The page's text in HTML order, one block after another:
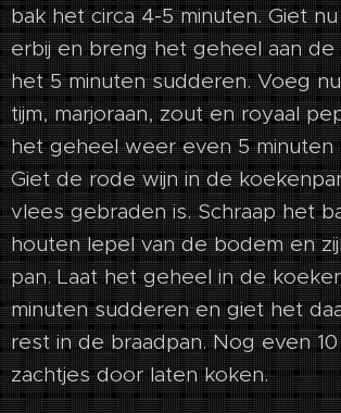
bak het circa 4-5 minuten. Giet
erbij en breng het geheel aan de
het 5 minuten sudderen. Voeg
tijm, marjoraan, zout en royaal
het geheel weer even 5 minuten
Giet de rode wijn in de
vlees gebraden is. Schraap het
houten lepel van de bodem en
pan. Laat het geheel in de
minuten sudderen en giet het
rest in de braadpan. Nog even
zachtjes door laten koken.